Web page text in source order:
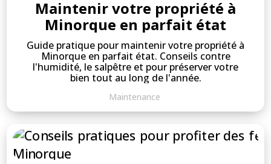
Maintenir votre propriété à
Minorque en parfait état
Guide pratique pour maintenir votre propriété à
Minorque en parfait état. Conseils contre
l'humidité, le salpêtre et pour préserver votre
bien tout au long de l'année.
Maintenance